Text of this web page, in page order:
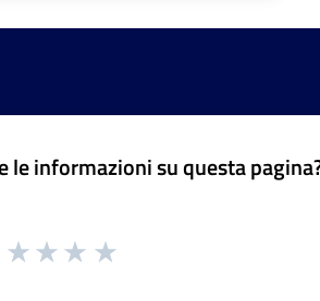
le informazioni su questa